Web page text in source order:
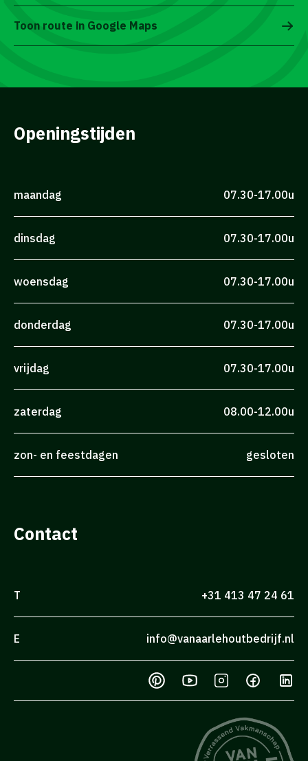
Toon route in Google Maps
Openingstijden
maandag 07.30-17.00u
dinsdag 07.30-17.00u
woensdag 07.30-17.00u
donderdag 07.30-17.00u
vrijdag 07.30-17.00u
zaterdag 08.00-12.00u
zon- en feestdagen gesloten
Contact
T +31 413 47 24 61
E info@vanaarlehoutbedrijf.nl